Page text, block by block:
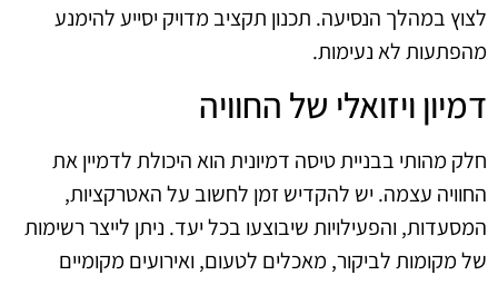
לצוץ במהלך הנסיעה. תכנון תקציב מדויק יסייע להימנע
מהפתעות לא נעימות.
דמיון ויזואלי של החוויה
חלק מהותי בבניית טיסה דמיונית הוא היכולת לדמיין את
החוויה עצמה. יש להקדיש זמן לחשוב על האטרקציות,
המסעדות, והפעילויות שיבוצעו בכל יעד. ניתן לייצר רשימות
של מקומות לביקור, מאכלים לטעום, ואירועים מקומיים